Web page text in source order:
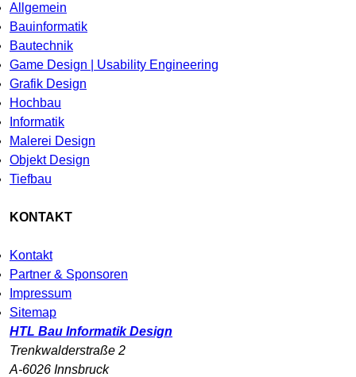
Allgemein
Bauinformatik
Bautechnik
Game Design | Usability Engineering
Grafik Design
Hochbau
Informatik
Malerei Design
Objekt Design
Tiefbau
KONTAKT
Kontakt
Partner & Sponsoren
Impressum
Sitemap
HTL Bau Informatik Design
Trenkwalderstraße 2
A-6026 Innsbruck